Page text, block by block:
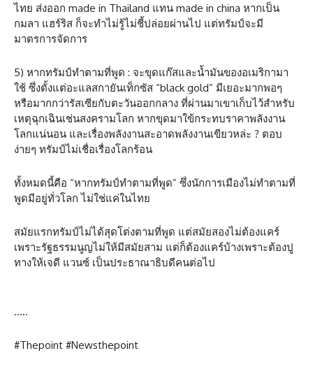
ไทย ส่งออก made in Thailand แทน made in china หากเป็น
กมลา แฮร์ริส ก็จะทำไม่รู้ไม่ชี้ปล่อยผ่านไป แต่ทรัมป์จะมี
มาตรการจัดการ
5) หากทรัมป์ทําตามที่พูด : จะขุดแก๊สและนํ้ามันของอเมริกามา
ใช้ ซึ่งตั้งแต่อะแลสกายันเท็กซัส “black gold” มีเยอะมากพอๆ
หรือมากกว่ารัสเซียกับตะวันออกกลาง ที่ผ่านมาเขาเก็บไว้สำหรับ
เหตุฉุกเฉินเช่นสงครามโลก หากขุดมาใข้กระทบราคาพลังงาน
โลกแน่นอน และเรื่องพลังงานสะอาดพลังงานเขียวหล่ะ ? ตอบ
ง่ายๆ ทรัมป์ไม่เชื่อเรื่องโลกร้อน
ทั้งหมดนี้คือ “หากทรัมป์ทําตามที่พูด” ซึ่งนักการเมืองไม่ทำตามที่
พูดมีอยู่ทั่วโลก ไม่ใช่แค่ในไทย
สมัยแรกทรัมป์ไม่ได้สุดโต่งตามที่พูด แต่สมัยสองไม่ต้องแคร์
เพราะรัฐธรรมนูญไม่ให้มีสมัยสาม แต่ก็ต้องแคร์บ้างเพราะต้องปู
ทางให้เจดี แวนซ์ เป็นประธาณาธิบดีคนต่อไป
…..
#Thepoint #Newsthepoint